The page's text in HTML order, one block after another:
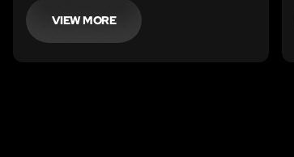
VIEW MORE